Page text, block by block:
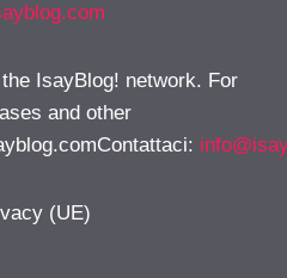
IsayBlog! network. For
and other
:
(UE)